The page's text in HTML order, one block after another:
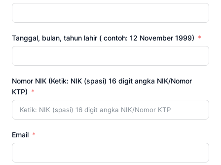
Tanggal, bulan, tahun lahir ( contoh: 12 November 1999)
Nomor NIK (Ketik: NIK (spasi) 16 digit angka NIK/Nomor
KTP)
Email